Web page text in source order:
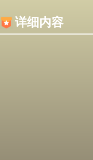
详细内容